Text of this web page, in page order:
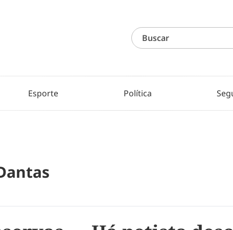
Esporte Política